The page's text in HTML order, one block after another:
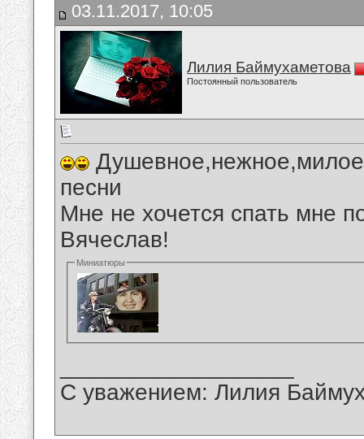
03.11.2017, 10:05
Лилия Баймухаметова
Постоянный пользователь
Душевное,нежное,милое
песни
Мне не хочется спать мне
Вячеслав!
Миниатюры
С уважением: Лилия